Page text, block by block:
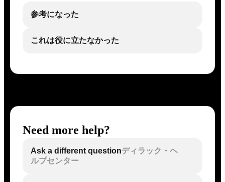
参考になった
これは役に立たなかった
Need more help?
Ask a different questionディラック・ヘ
ルプセンター